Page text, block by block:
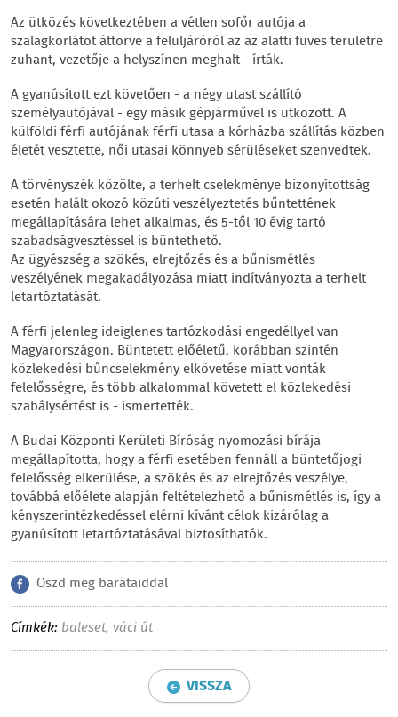
Az ütközés következtében a vétlen sofőr autója a
szalagkorlátot áttörve a felüljáróról az az alatti füves területre
zuhant, vezetője a helyszínen meghalt - írták.
A gyanúsított ezt követően - a négy utast szállító
személyautójával - egy másik gépjárművel is ütközött. A
külföldi férfi autójának férfi utasa a kórházba szállítás közben
életét vesztette, női utasai könnyeb sérüléseket szenvedtek.
A törvényszék közölte, a terhelt cselekménye bizonyítottság
esetén halált okozó közúti veszélyeztetés bűntettének
megállapítására lehet alkalmas, és 5-től 10 évig tartó
szabadságvesztéssel is büntethető.
Az ügyészség a szökés, elrejtőzés és a bűnismétlés
veszélyének megakadályozása miatt indítványozta a terhelt
letartóztatását.
A férfi jelenleg ideiglenes tartózkodási engedéllyel van
Magyarországon. Büntetett előéletű, korábban szintén
közlekedési bűncselekmény elkövetése miatt vonták
felelősségre, és több alkalommal követett el közlekedési
szabálysértést is - ismertették.
A Budai Központi Kerületi Bíróság nyomozási bírája
megállapította, hogy a férfi esetében fennáll a büntetőjogi
felelősség elkerülése, a szökés és az elrejtőzés veszélye,
továbbá előélete alapján feltételezhető a bűnismétlés is, így a
kényszerintézkedéssel elérni kívánt célok kizárólag a
gyanúsított letartóztatásával biztosíthatók.
Oszd meg barátaiddal
Címkék: baleset, váci út
VISSZA